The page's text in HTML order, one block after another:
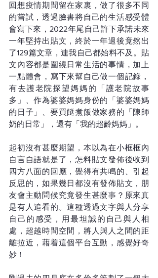
回想疫情期間留在家裏，做了很多不同
的嘗試，透過臉書將自己的生活感受體
會寫下來，2022年尾自己許下承諾未來
一年堅持出貼文，終於一年過後竟然出
了129篇文章，連我自己都始料不及。貼
文內容都是圍繞日常生活的事情，加上
一點體會，寫下來幫自己做一個記錄，
有去護老院探望媽媽的「護老院故事
多」、作為婆婆媽媽身份的「婆婆媽媽
的日子」、要買餸煮飯做家務的「陳師
奶的日常」，還有「我的超齡媽媽」。
起初沒有甚麼期望，本以為在小框框內
自言自語就是了，怎料貼文發佈後收到
四方八面的回應，覺得有共鳴的、引起
反思的，如果幾日都沒有發佈貼文，朋
友會主動問候究竟發生甚麼事？原來真
是有人追看的。這種透過文字與人分享
自己的感受，用最坦誠的自己與人相
處，超越時間空間，將人與人之間的距
離拉近，藉着這個平台互動，感覺好奇
妙！